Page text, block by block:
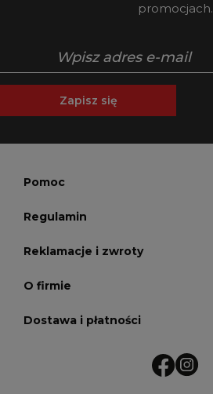
promocjach.
Zapisz się
Pomoc
Regulamin
Reklamacje i zwroty
O firmie
Dostawa i płatności